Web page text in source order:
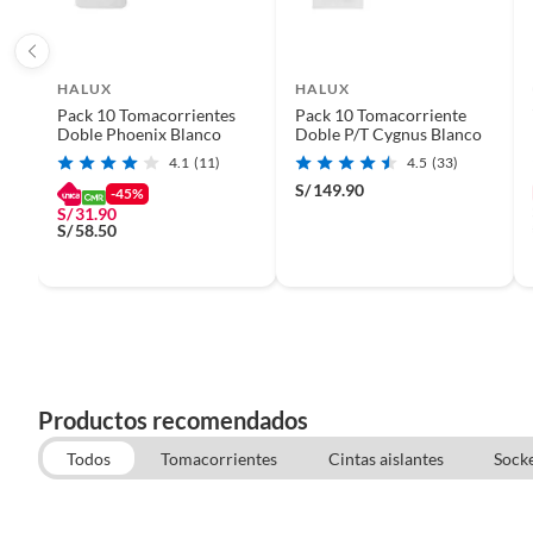
Interruptores
Diseñados con tecnología avanzada y materiales de alta
calidad, estos interruptores ofrecen una operación
HALUX
Pack 10 Tomacorrientes
Doble Phoenix Blanco
4.1 (11)
-45%
S/31.90
S/58.50
HALUX
Pack 10 Tomacorriente
Doble P/T Cygnus Blanco
4.5 (33)
S/149.90
Productos recomendados
Todos Tomacorrientes Cintas aislantes